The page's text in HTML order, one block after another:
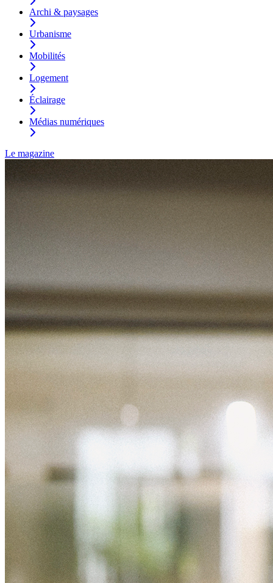
Archi & paysages
Urbanisme
Mobilités
Logement
Éclairage
Médias numériques
Le magazine